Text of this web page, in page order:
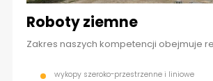
Roboty ziemne
Zakres naszych kompetencji obejmuje
wykopy szeroko-przestrzenne i liniowe